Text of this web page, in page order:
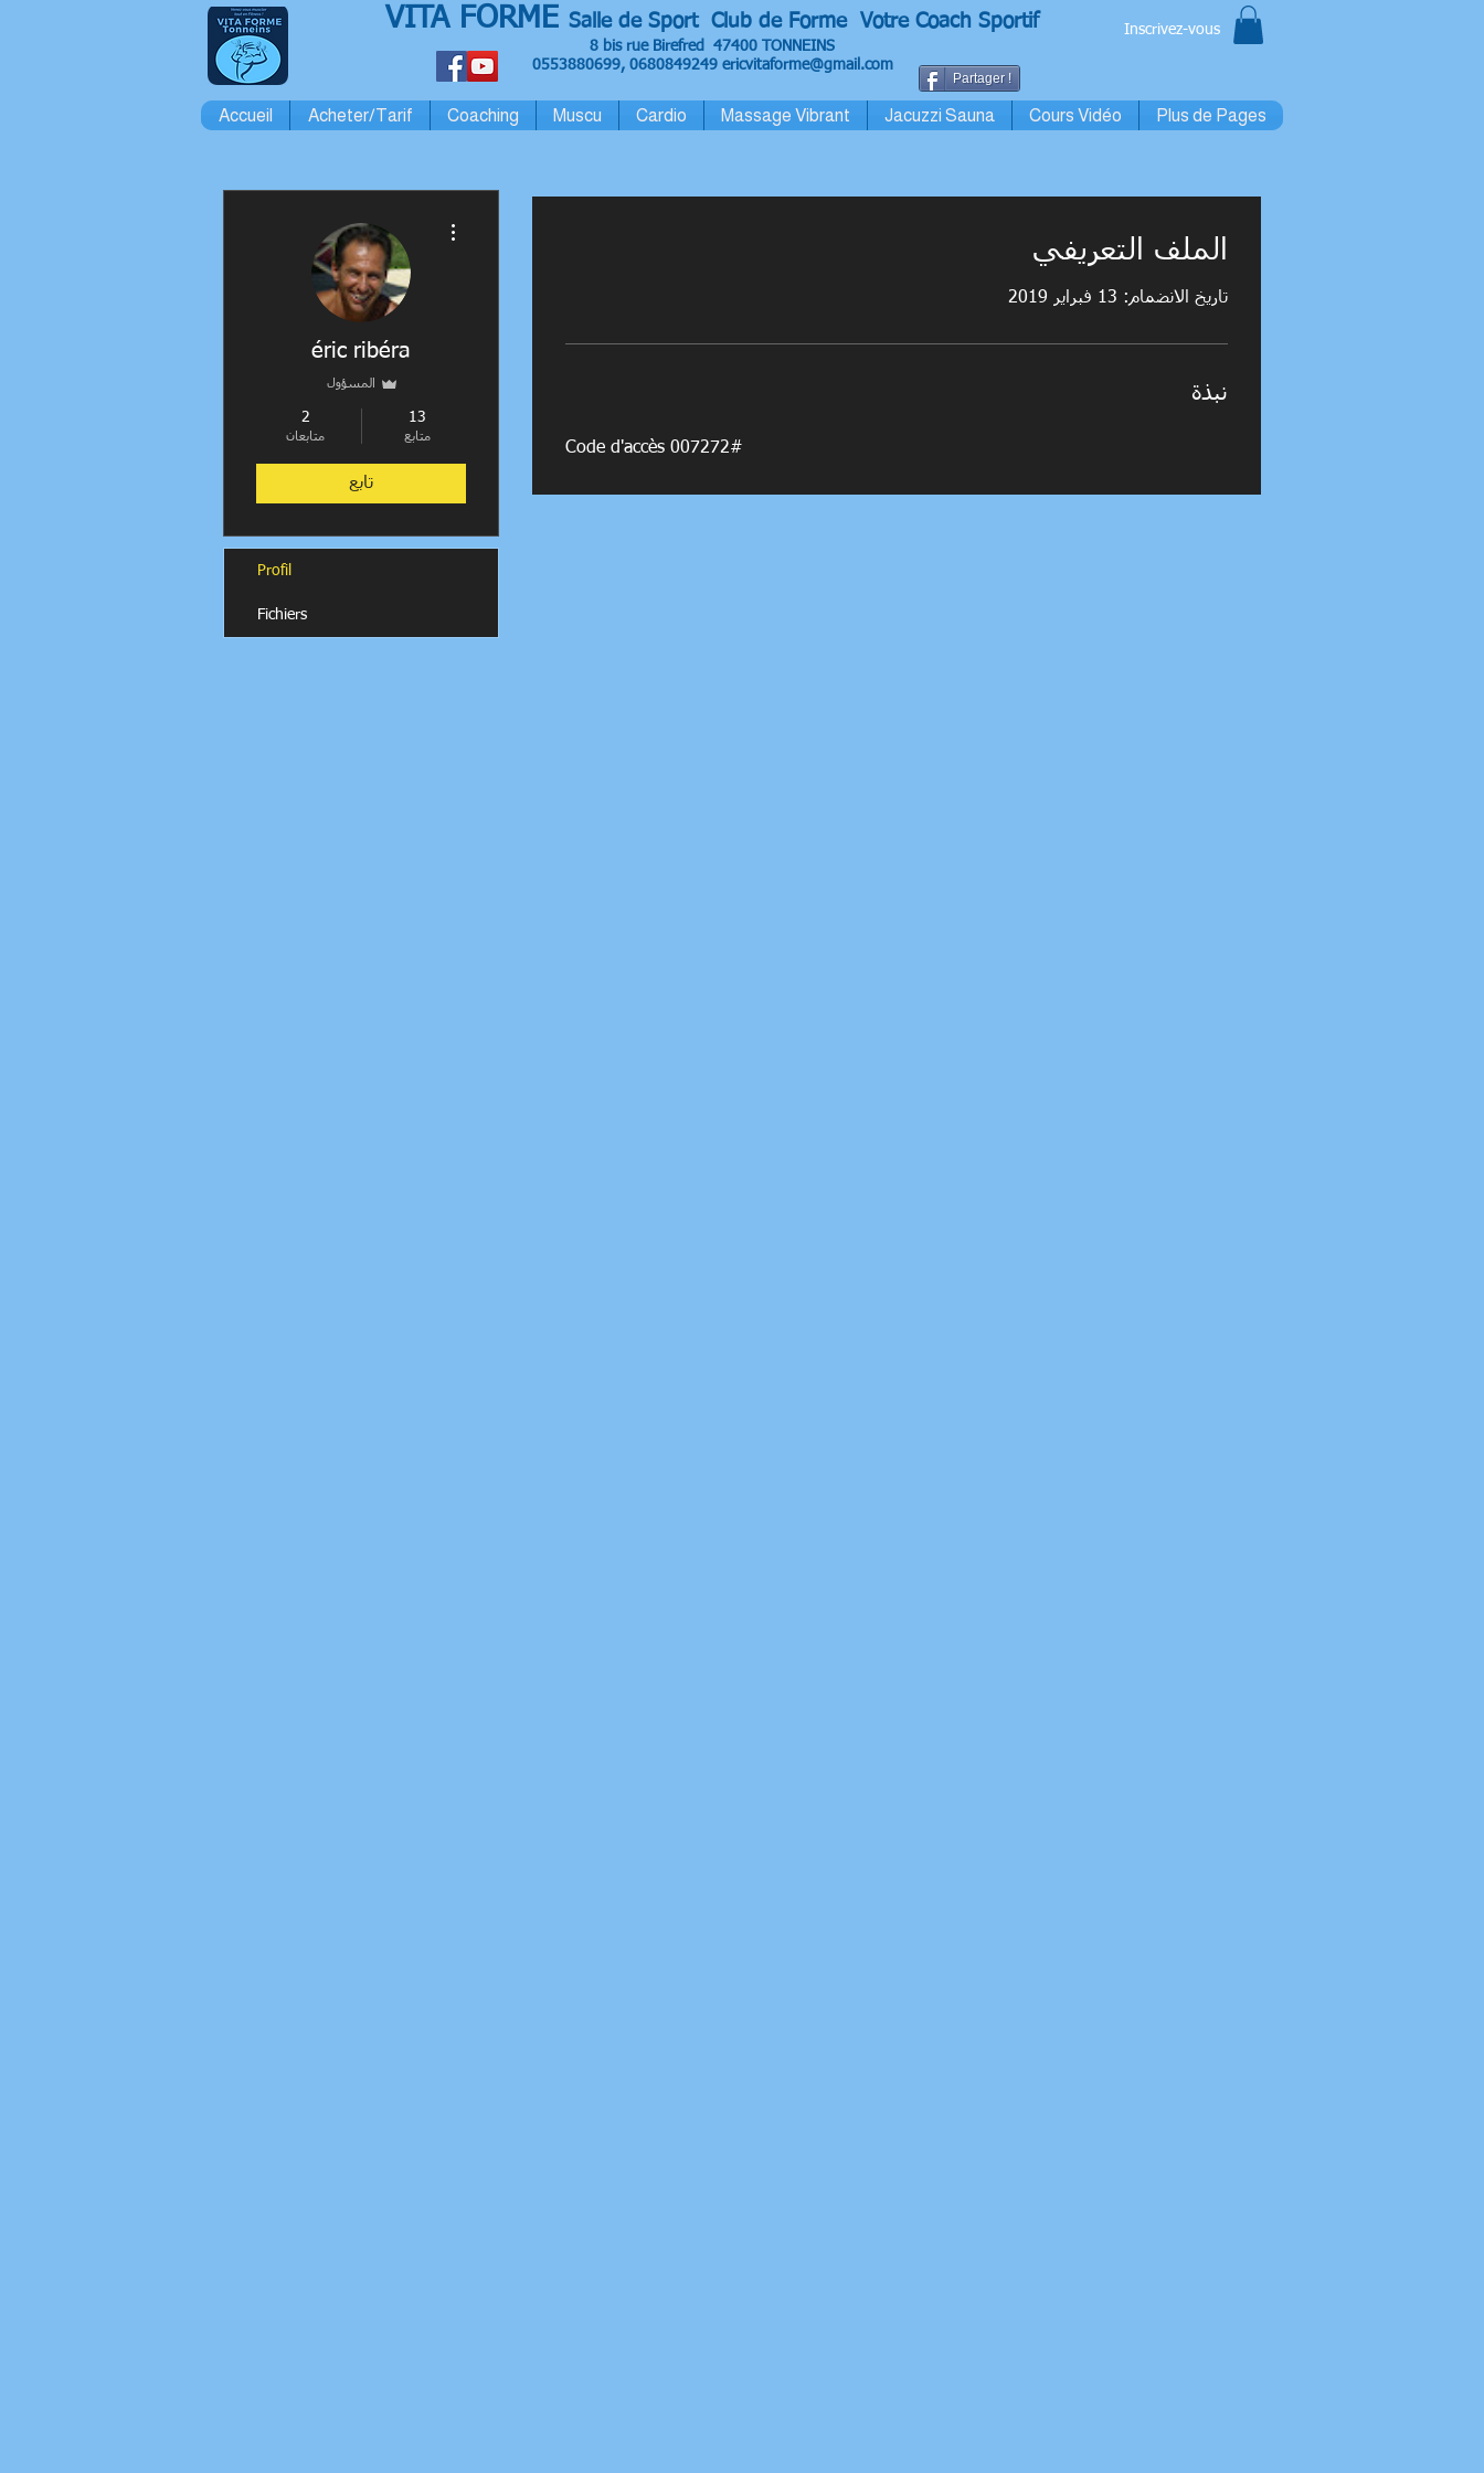
Partager !
VITA FORME Salle de Sport Club de Forme Votre Coach Sportif
8 bis rue Birefred 47400 TONNEINS
0553880699, 0680849249 ericvitaforme@gmail.com
Inscrivez-vous
Accueil Acheter/Tarif Coaching Muscu Cardio Massage Vibrant Jacuzzi Sauna Cours Vidéo Plus de Pages
الملف التعريفي
تاريخ الانضمام: 13 فبراير 2019
نبذة
Code d'accès 007272#
éric ribéra
المسؤول
13
متابع
2
متابعان
تابع
Profil
Fichiers